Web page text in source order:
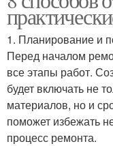
1. Планирование и
Перед началом
все этапы работ.
будет включать не
материалов, но и
поможет избежать
процесс ремонта.